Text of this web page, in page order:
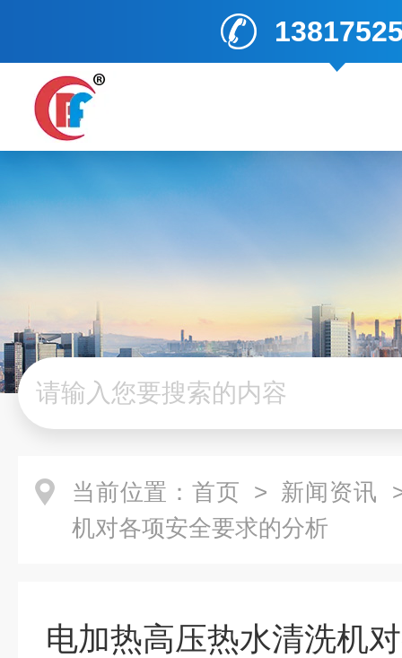
当前位置： 首页 > 新闻资讯
机对各项安全要求的分析
电加热高压热水清洗机